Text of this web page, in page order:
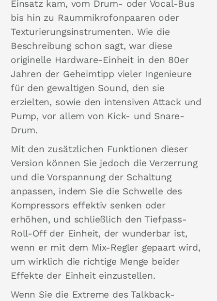
Einsatz kam, vom Drum- oder Vocal-Bus
bis hin zu Raummikrofonpaaren oder
Texturierungsinstrumenten. Wie die
Beschreibung schon sagt, war diese
originelle Hardware-Einheit in den 80er
Jahren der Geheimtipp vieler Ingenieure
für den gewaltigen Sound, den sie
erzielten, sowie den intensiven Attack und
Pump, vor allem von Kick- und Snare-
Drum.
Mit den zusätzlichen Funktionen dieser
Version können Sie jedoch die Verzerrung
und die Vorspannung der Schaltung
anpassen, indem Sie die Schwelle des
Kompressors effektiv senken oder
erhöhen, und schließlich den Tiefpass-
Roll-Off der Einheit, der wunderbar ist,
wenn er mit dem Mix-Regler gepaart wird,
um wirklich die richtige Menge beider
Effekte der Einheit einzustellen.
Wenn Sie die Extreme des Talkback-